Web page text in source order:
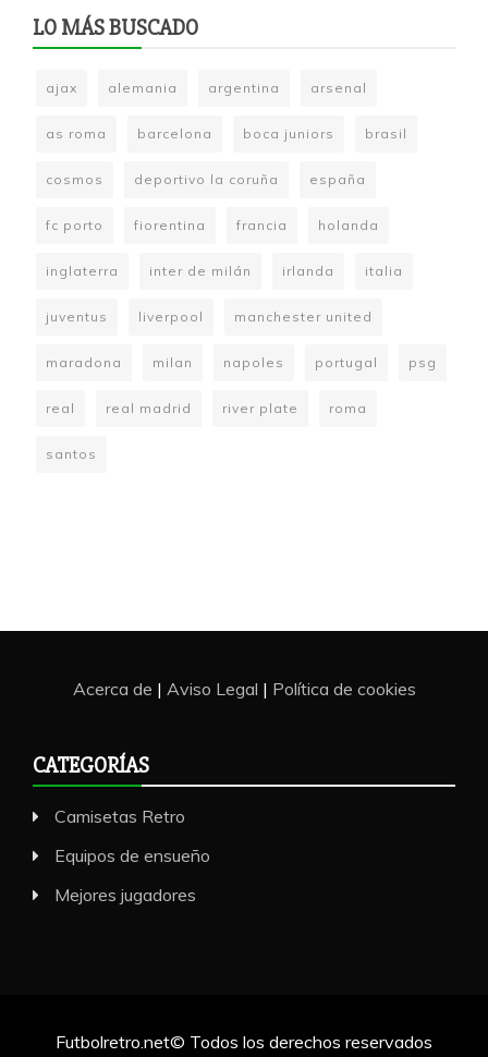
LO MÁS BUSCADO
ajax alemania argentina arsenal
as roma barcelona boca juniors brasil
cosmos deportivo la coruña españa
fc porto fiorentina francia holanda
inglaterra inter de milán irlanda italia
juventus liverpool manchester united
maradona milan napoles portugal psg
real real madrid river plate roma
santos
Acerca de | Aviso Legal | Política de cookies
CATEGORÍAS
Camisetas Retro
Equipos de ensueño
Mejores jugadores
Futbolretro.net© Todos los derechos reservados